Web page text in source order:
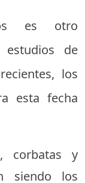
es otro
estudios de
los
esta fecha
corbatas y
siendo los